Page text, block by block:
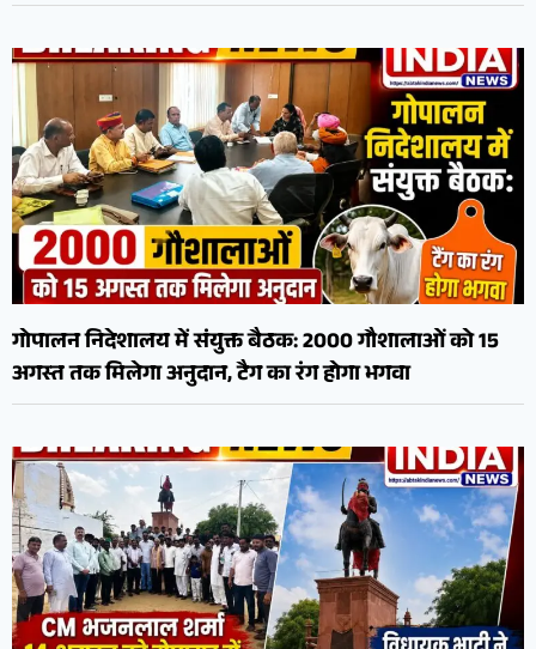
गोपालन निदेशालय में संयुक्त बैठक: 2000 गौशालाओं को 15
अगस्त तक मिलेगा अनुदान, टैग का रंग होगा भगवा